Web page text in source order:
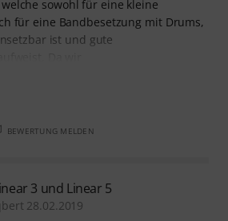
sowohl für eine kleine
für eine Bandbesetzung mit Drums,
ist und gute
BEWERTUNG MELDEN
3 und Linear 5
28.02.2019